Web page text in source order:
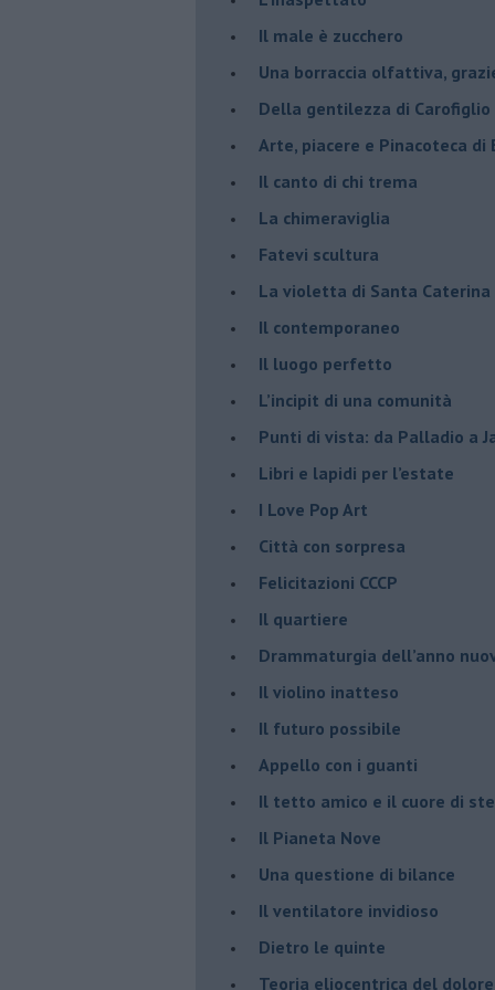
​Il male è zucchero
​Una borraccia olfattiva,
​Della gentilezza di Carofiglio
Arte, piacere e Pinacoteca di
​Il canto di chi trema
La chimeraviglia
​Fatevi scultura
​La violetta di Santa Caterina
​Il contemporaneo
​Il luogo perfetto
​L’incipit di una comunità
Punti di vista: da Palladio a
​Libri e lapidi per l’estate
​I Love Pop Art
Città con sorpresa
Felicitazioni CCCP
​Il quartiere
​Drammaturgia dell’anno
​Il violino inatteso
​Il futuro possibile
​Appello con i guanti
​Il tetto amico e il cuore di
​Il Pianeta Nove
​Una questione di bilance
​Il ventilatore invidioso
​Dietro le quinte
​Teoria eliocentrica del dolore